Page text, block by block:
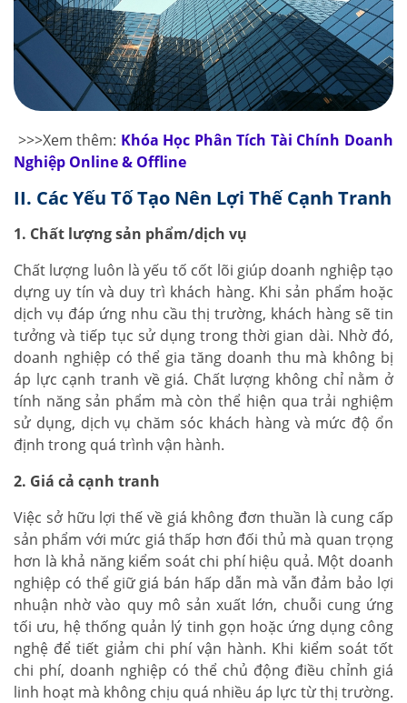
>>>Xem thêm: Khóa Học Phân Tích Tài Chính Doanh
Nghiệp Online & Offline
II. Các Yếu Tố Tạo Nên Lợi Thế Cạnh Tranh
1. Chất lượng sản phẩm/dịch vụ
Chất lượng luôn là yếu tố cốt lõi giúp doanh nghiệp tạo
dựng uy tín và duy trì khách hàng. Khi sản phẩm hoặc
dịch vụ đáp ứng nhu cầu thị trường, khách hàng sẽ tin
tưởng và tiếp tục sử dụng trong thời gian dài. Nhờ đó,
doanh nghiệp có thể gia tăng doanh thu mà không bị
áp lực cạnh tranh về giá. Chất lượng không chỉ nằm ở
tính năng sản phẩm mà còn thể hiện qua trải nghiệm
sử dụng, dịch vụ chăm sóc khách hàng và mức độ ổn
định trong quá trình vận hành.
2. Giá cả cạnh tranh
Việc sở hữu lợi thế về giá không đơn thuần là cung cấp
sản phẩm với mức giá thấp hơn đối thủ mà quan trọng
hơn là khả năng kiểm soát chi phí hiệu quả. Một doanh
nghiệp có thể giữ giá bán hấp dẫn mà vẫn đảm bảo lợi
nhuận nhờ vào quy mô sản xuất lớn, chuỗi cung ứng
tối ưu, hệ thống quản lý tinh gọn hoặc ứng dụng công
nghệ để tiết giảm chi phí vận hành. Khi kiểm soát tốt
chi phí, doanh nghiệp có thể chủ động điều chỉnh giá
linh hoạt mà không chịu quá nhiều áp lực từ thị trường.